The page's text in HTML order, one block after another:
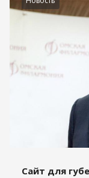
Сайт для